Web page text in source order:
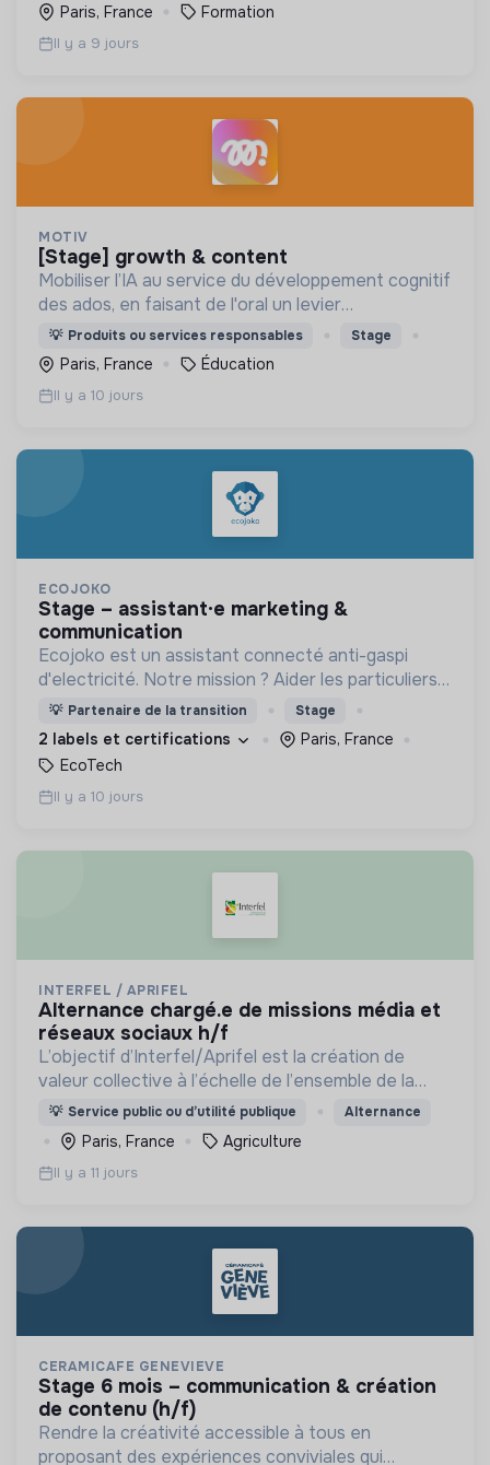
Paris, France
Formation
Il y a 9 jours
MOTIV
[stage] growth & content
Mobiliser l’IA au service du développement cognitif
des ados, en faisant de l'oral un levier
d'émancipation pour toute une génération !
💡 Produits ou services responsables Stage
Paris, France Éducation
Il y a 10 jours
ECOJOKO
stage – assistant·e marketing &
communication
Ecojoko est un assistant connecté anti-gaspi
d'electricité. Notre mission ? Aider les particuliers à
comprendre où ils consomment, et à baisser leurs
consommations.
💡 Partenaire de la transition Stage
2 labels et certifications
Paris, France
EcoTech
Il y a 10 jours
INTERFEL / APRIFEL
alternance chargé.e de missions média et
réseaux sociaux h/f
L’objectif d’Interfel/Aprifel est la création de
valeur collective à l’échelle de l’ensemble de la
filière des fruits & légumes
💡 Service public ou d’utilité publique Alternance
Paris, France Agriculture
Il y a 11 jours
CERAMICAFE GENEVIEVE
stage 6 mois – communication & création
de contenu (h/f)
Rendre la créativité accessible à tous en
proposant des expériences conviviales qui